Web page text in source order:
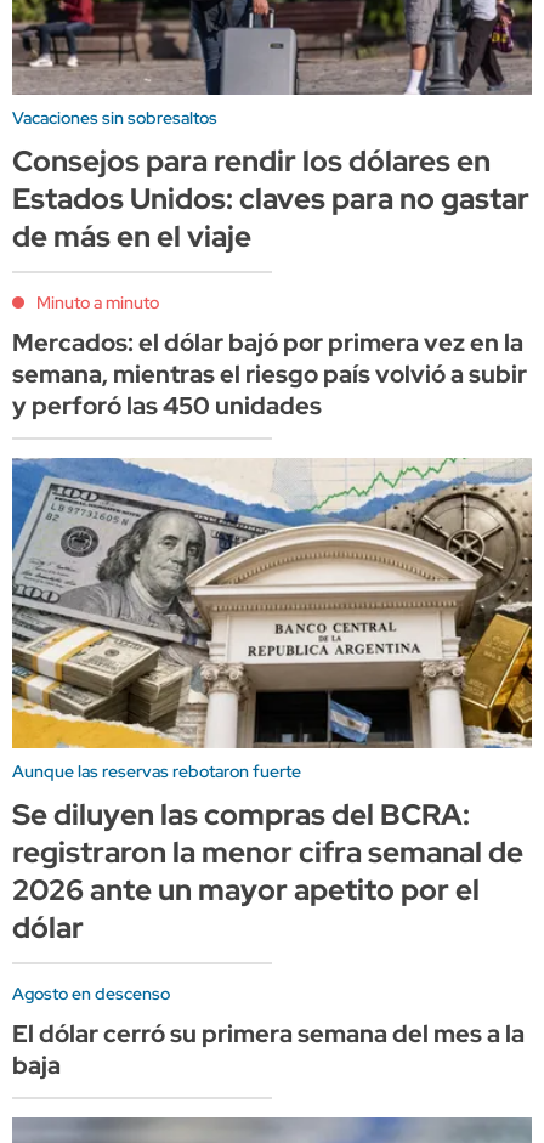
Vacaciones sin sobresaltos
Consejos para rendir los dólares en
Estados Unidos: claves para no gastar
de más en el viaje
Minuto a minuto
Mercados: el dólar bajó por primera vez en la
semana, mientras el riesgo país volvió a subir
y perforó las 450 unidades
Aunque las reservas rebotaron fuerte
Se diluyen las compras del BCRA:
registraron la menor cifra semanal de
2026 ante un mayor apetito por el
dólar
Agosto en descenso
El dólar cerró su primera semana del mes a la
baja